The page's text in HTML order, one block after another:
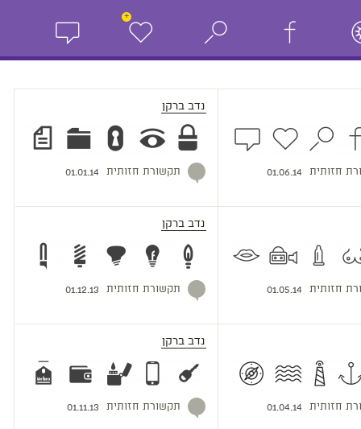
+
חזותית 01.06.14
חזותית 01.05.14
חזותית 01.04.14
נדב ברקן
תקשורת חזותית 01.01.14
נדב ברקן
תקשורת חזותית 01.12.13
נדב ברקן
תקשורת חזותית 01.11.13